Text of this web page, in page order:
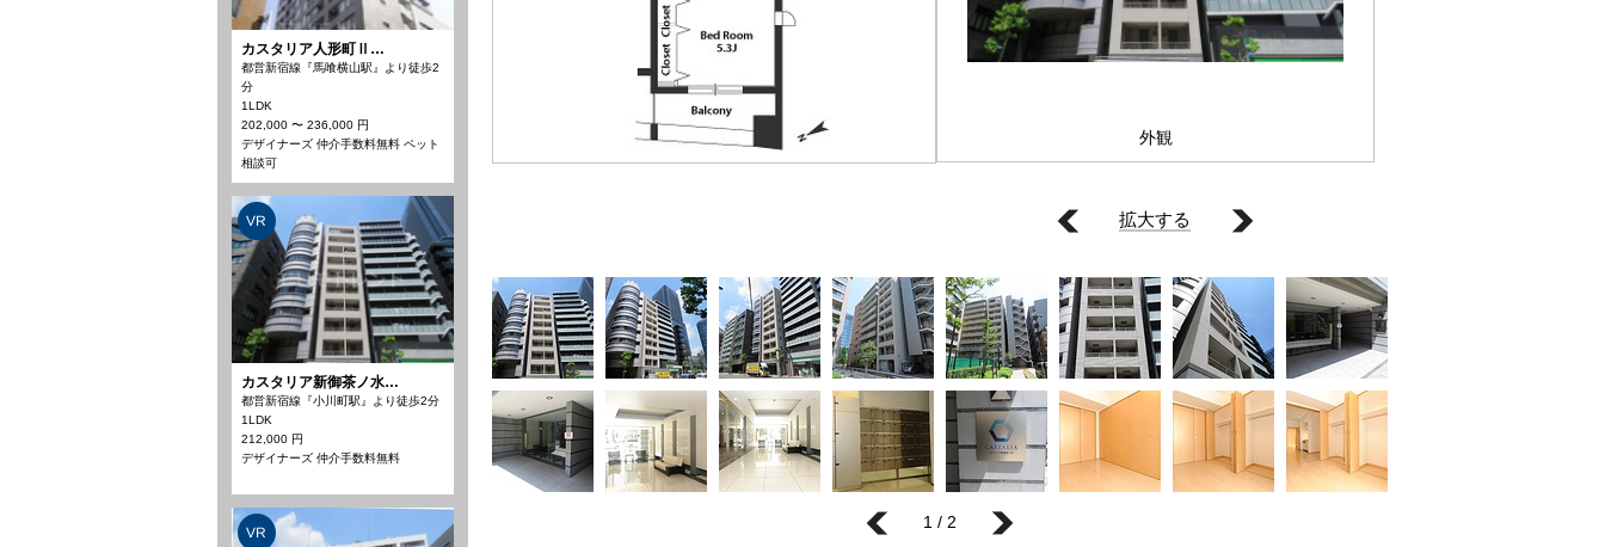
拡大する
外観
1 / 2
カスタリア人形町Ⅱ…
都営新宿線『馬喰横山駅』より徒歩2
分
1LDK
202,000 〜 236,000 円
デザイナーズ 仲介手数料無料 ペット
相談可
VR
カスタリア新御茶ノ水…
都営新宿線『小川町駅』より徒歩2分
1LDK
212,000 円
デザイナーズ 仲介手数料無料
VR